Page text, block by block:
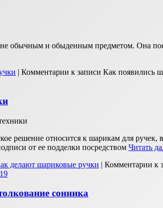
обычным и обыденным предметом. Она
| Комментарии к записи Как появились
решение относится к шарикам для
от ее подделки посредством Читать
делают шариковые ручки | Комментарии к
19
сонника